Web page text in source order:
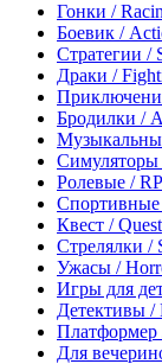
Гонки /
Боевик /
Стратегии /
Драки /
Бродилки /
Симуляторы
Ролевые /
Спортивные
Квест / Quest
Стрелялки /
Ужасы /
Игры для
Детективы /
Платформер
Для